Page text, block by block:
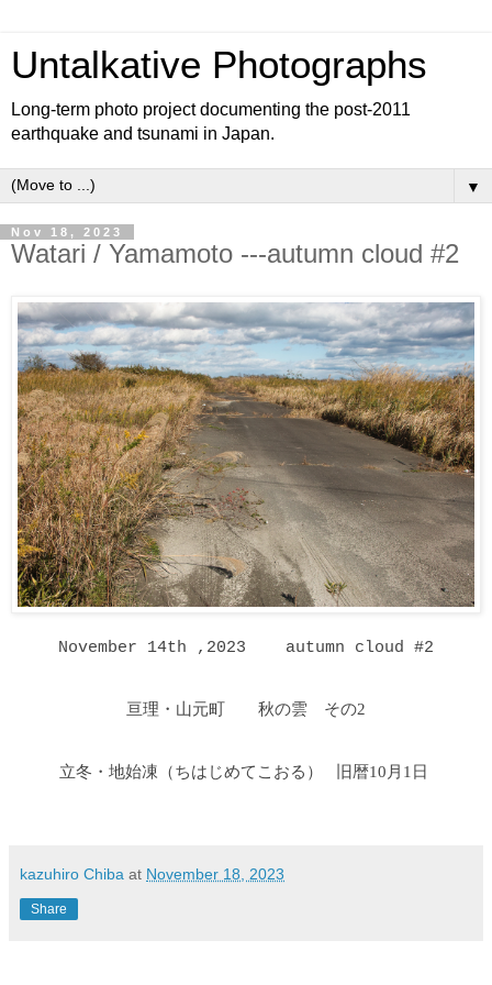
Untalkative Photographs
Long-term photo project documenting the post-2011
earthquake and tsunami in Japan.
▼
Nov 18, 2023
Watari / Yamamoto ---autumn cloud #2
November 14th ,2023 autumn cloud #2
亘理・山元町 秋の雲 その2
立冬・地始凍 （ちはじめてこおる ） 旧暦10月1日
kazuhiro Chiba at November 18, 2023
Share